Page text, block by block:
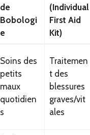
de
Bobologi
e
(Individual
First Aid
Kit)
Soins des
petits
maux
quotidien
s
Traitemen
t des
blessures
graves/vit
ales